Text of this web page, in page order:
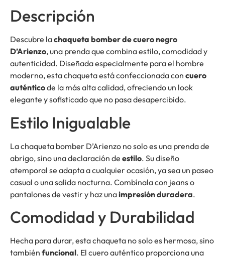
Descripción
Descubre lachaqueta bomber de cuero negro
D’Arienzo, una prenda que combina estilo, comodidad y
autenticidad. Diseñada especialmente para el hombre
moderno, esta chaqueta está confeccionada con cuero
auténticode la más alta calidad, ofreciendo un look
elegante y sofisticado que no pasa desapercibido.
Estilo Inigualable
La chaqueta bomber D’Arienzo no solo es una prenda de
abrigo, sino una declaración de estilo. Su diseño
atemporal se adapta a cualquier ocasión, ya sea un paseo
casual o una salida nocturna. Combínala con jeans o
pantalones de vestir y haz unaimpresión duradera.
Comodidad y Durabilidad
Hecha para durar, esta chaqueta no solo es hermosa, sino
también funcional. El cuero auténtico proporciona una